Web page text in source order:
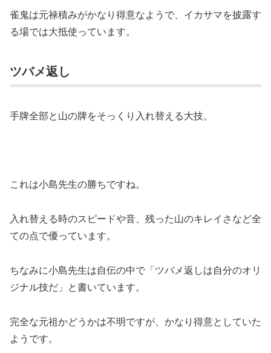
雀鬼は元禄積みがかなり得意なようで、イカサマを披露す
る場では大抵使っています。
ツバメ返し
手牌全部と山の牌をそっくり入れ替える大技。
これは小島先生の勝ちですね。
入れ替える時のスピードや音、残った山のキレイさなど全
ての点で優っています。
ちなみに小島先生は自伝の中で「ツバメ返しは自分のオリ
ジナル技だ」と書いています。
完全な元祖かどうかは不明ですが、かなり得意としていた
ようです。